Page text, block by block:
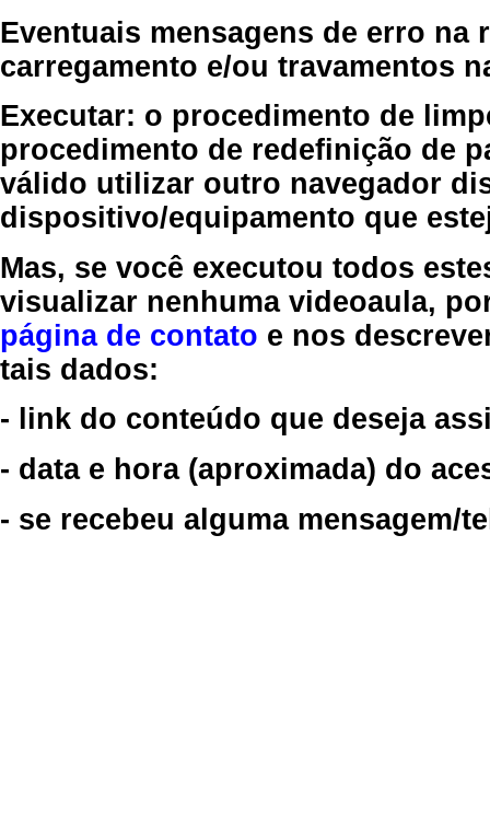
Eventuais mensagens de erro
carregamento e/ou travamentos
Executar: o procedimento de
procedimento de redefinição de
válido utilizar outro navegador
dispositivo/equipamento que
Mas, se você executou todos
visualizar nenhuma videoaula,
página de contato e nos
tais dados:
- link do conteúdo que deseja
- data e hora (aproximada) do
- se recebeu alguma mensagem/